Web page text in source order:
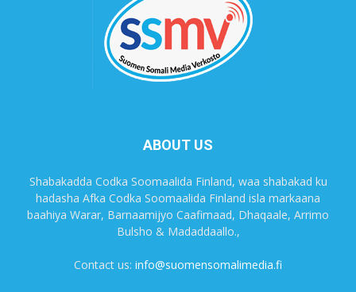
ABOUT US
Shabakadda Codka Soomaalida Finland, waa shabakad ku
hadasha Afka Codka Soomaalida Finland isla markaana
baahiya Warar, Barnaamijyo Caafimaad, Dhaqaale, Arrimo
Bulsho & Madaddaallo.,
Contact us: info@suomensomalimedia.fi